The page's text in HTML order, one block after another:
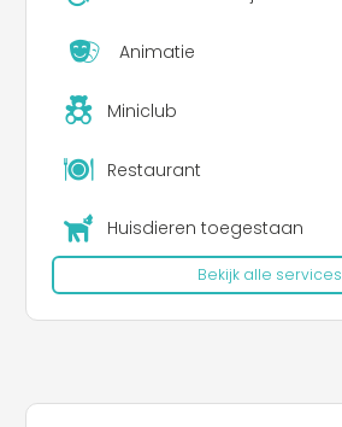
Animatie
Miniclub
Restaurant
Huisdieren toegestaan
Bekijk alle services